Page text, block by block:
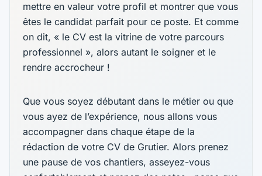
mettre en valeur votre profil et montrer que vous
êtes le candidat parfait pour ce poste. Et comme
on dit, « le CV est la vitrine de votre parcours
professionnel », alors autant le soigner et le
rendre accrocheur !
Que vous soyez débutant dans le métier ou que
vous ayez de l’expérience, nous allons vous
accompagner dans chaque étape de la
rédaction de votre CV de Grutier. Alors prenez
une pause de vos chantiers, asseyez-vous